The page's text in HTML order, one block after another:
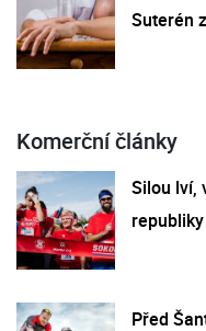
Suterén
Komerční články
Silou lví,
Před